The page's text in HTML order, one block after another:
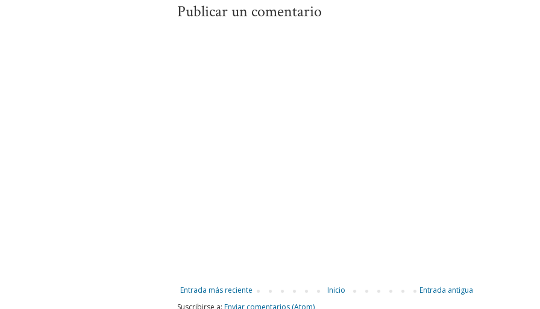
Publicar un comentario
Entrada más reciente Entrada antigua
Inicio
Suscribirse a: Enviar comentarios (Atom)